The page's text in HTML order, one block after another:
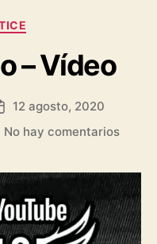
– Vídeo
de
12 agosto, 2020
No hay comentariosen
Él
hizo
–
Vídeo